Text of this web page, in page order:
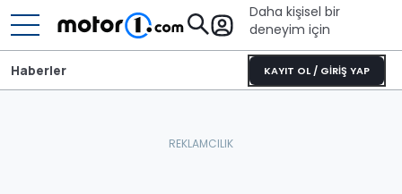
Daha kişisel bir
deneyim için
KAYIT OL / GİRİŞ YAP
Haberler